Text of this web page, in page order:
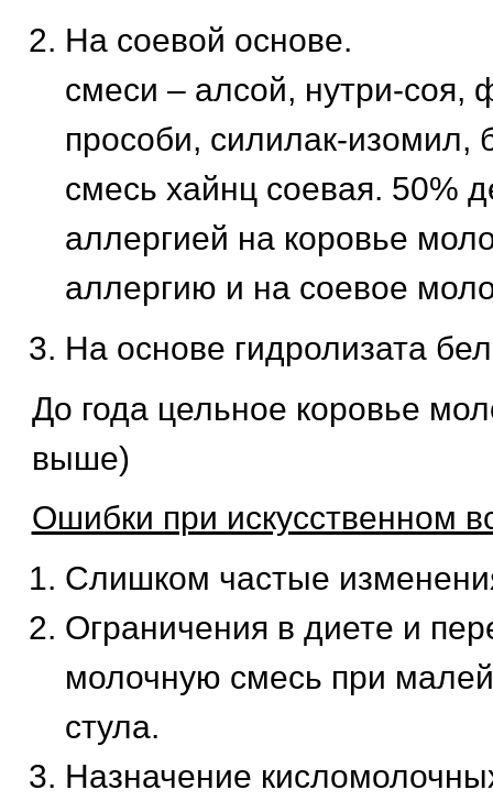
На соевой основе.
смеси – алсой, нутри-соя,
прособи, силилак-изомил,
смесь хайнц соевая. 50%
аллергией на коровье
аллергию и на соевое
На основе гидролизата
До года цельное коровье
выше)
Ошибки при искусственном
Слишком частые
Ограничения в диете и
молочную смесь при
стула.
Назначение